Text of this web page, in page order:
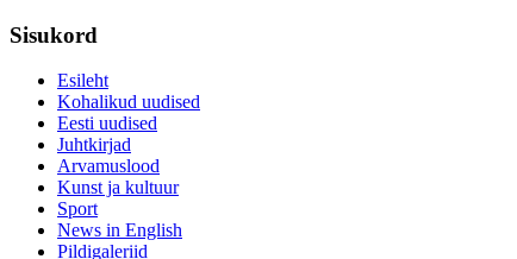
Sisukord
Esileht
Kohalikud uudised
Eesti uudised
Juhtkirjad
Arvamuslood
Kunst ja kultuur
Sport
News in English
Pildigaleriid